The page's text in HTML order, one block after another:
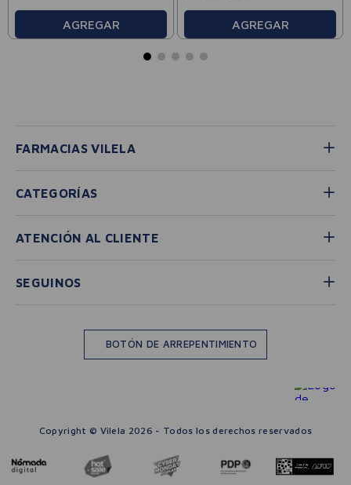
＋
AGREGAR AGREGAR
FARMACIAS VILELA
CATEGORÍAS
ATENCIÓN AL CLIENTE
SEGUINOS
BOTÓN DE ARREPENTIMIENTO
Copyright © Vilela 2026 - Todos los derechos reservados